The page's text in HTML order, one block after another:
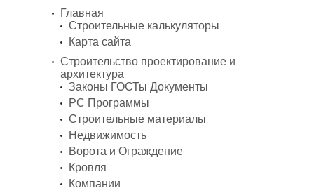
Главная
Строительные калькуляторы
Карта сайта
Строительство проектирование и
архитектура
Законы ГОСТы Документы
PC Программы
Строительные материалы
Недвижимость
Ворота и Ограждение
Кровля
Компании